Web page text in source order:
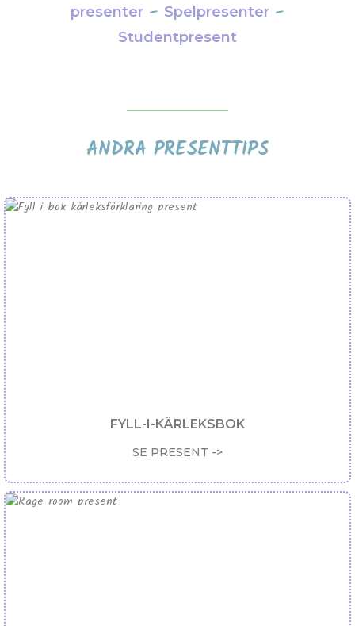
presenter – Spelpresenter –
Studentpresent
ANDRA PRESENTTIPS
FYLL-I-KÄRLEKSBOK
SE PRESENT ->